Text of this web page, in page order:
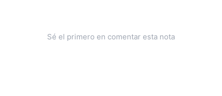
Sé el primero en comentar esta nota